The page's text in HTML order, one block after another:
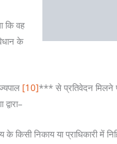
कि वह
के
[10]*** से प्रतिवेदन मिलने
किसी निकाय या प्राधिकारी में